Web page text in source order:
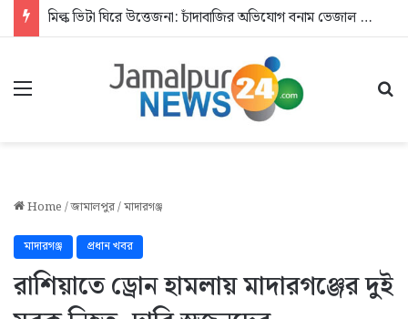
মিল্ক ভিটা ঘিরে উত্তেজনা: চাঁদাবাজির অভিযোগ বনাম ভেজাল দুধের জিডি
Menu
Home/জামালপুর/মাদারগঞ্জ
মাদারগঞ্জ প্রধান খবর
রাশিয়াতে ড্রোন হামলায় মাদারগঞ্জের দুই